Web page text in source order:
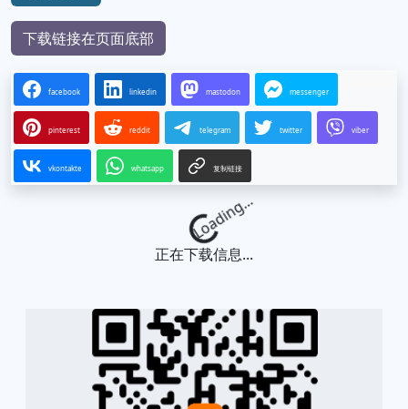
下载链接在页面底部
facebook linkedin mastodon messenger
pinterest reddit telegram twitter viber
vkontakte whatsapp 复制链接
Loading...
正在下载信息...